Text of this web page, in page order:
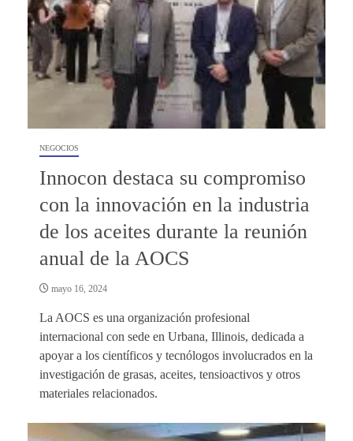
NEGOCIOS
Innocon destaca su compromiso
con la innovación en la industria
de los aceites durante la reunión
anual de la AOCS
mayo 16, 2024
La AOCS es una organización profesional
internacional con sede en Urbana, Illinois, dedicada a
apoyar a los científicos y tecnólogos involucrados en la
investigación de grasas, aceites, tensioactivos y otros
materiales relacionados.